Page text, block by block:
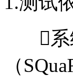
系统
（